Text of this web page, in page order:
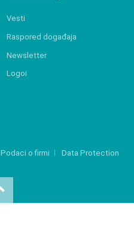
Vesti
Raspored događaja
Newsletter
Logoi
Podaci o firmi Data Protection